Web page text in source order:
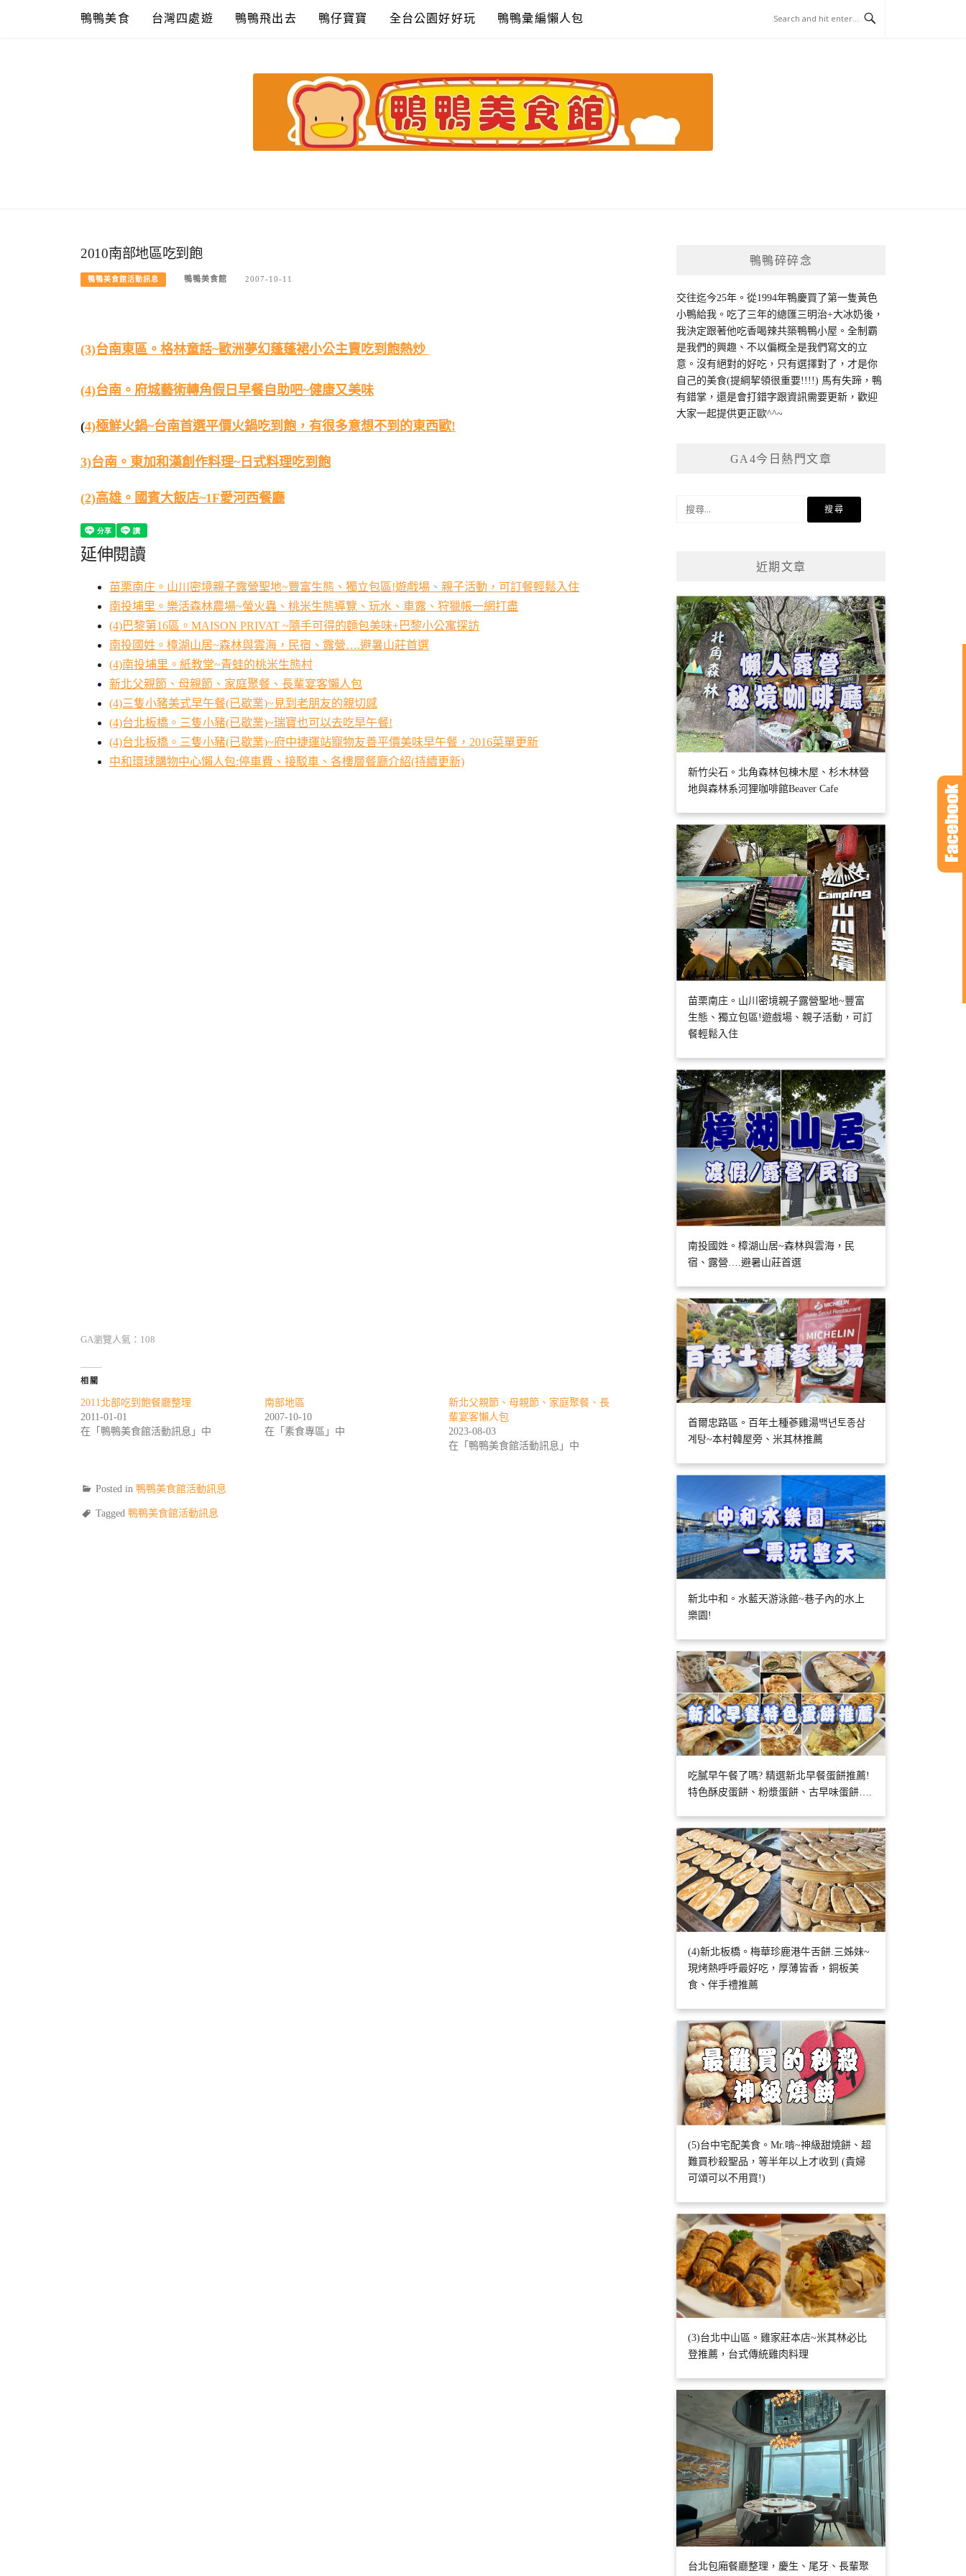
鴨鴨美食 台灣四處遊 鴨鴨飛出去 鴨仔寶寶 全台公園好好玩 鴨鴨彙編懶人包
2010南部地區吃到飽
鴨鴨美食館活動訊息 鴨鴨美食館 2007-10-11
(3)台南東區。格林童話~歐洲夢幻蓬蓬裙小公主賣吃到飽熱炒
(4)台南。府城藝術轉角假日早餐自助吧~健康又美味
(4)極鮮火鍋~台南首選平價火鍋吃到飽，有很多意想不到的東西歐!
3)台南。東加和漢創作料理~日式料理吃到飽
(2)高雄。國賓大飯店~1F愛河西餐廳
延伸閱讀
苗栗南庄。山川密境親子露營聖地~豐富生態、獨立包區!遊戲場、親子活動，可訂餐輕鬆入住
南投埔里。樂活森林農場~螢火蟲、桃米生態導覽、玩水、車露、狩獵帳一網打盡
(4)巴黎第16區。MAISON PRIVAT ~隨手可得的麵包美味+巴黎小公寓探訪
南投國姓。樟湖山居~森林與雲海，民宿、露營….避暑山莊首選
(4)南投埔里。紙教堂~青蛙的桃米生態村
新北父親節、母親節、家庭聚餐、長輩宴客懶人包
(4)三隻小豬美式早午餐(已歇業)~見到老朋友的親切感
(4)台北板橋。三隻小豬(已歇業)~瑞寶也可以去吃早午餐!
(4)台北板橋。三隻小豬(已歇業)~府中捷運站寵物友善平價美味早午餐，2016菜單更新
中和環球購物中心懶人包:停車費、接駁車、各樓層餐廳介紹(持續更新)
GA瀏覽人氣：108
相關
2011北部吃到飽餐廳整理
2011-01-01
在「鴨鴨美食館活動訊息」中
南部地區
2007-10-10
在「素食專區」中
新北父親節、母親節、家庭聚餐、長
輩宴客懶人包
2023-08-03
在「鴨鴨美食館活動訊息」中
Posted in 鴨鴨美食館活動訊息
Tagged 鴨鴨美食館活動訊息
鴨鴨碎碎念
交往迄今25年。從1994年鴨慶買了第一隻黃色
小鴨給我。吃了三年的總匯三明治+大冰奶後，
我決定跟著他吃香喝辣共築鴨鴨小屋。全制霸
是我們的興趣、不以偏概全是我們寫文的立
意。沒有絕對的好吃，只有選擇對了，才是你
自己的美食(提綱挈領很重要!!!!) 馬有失蹄，鴨
有錯掌，還是會打錯字跟資訊需要更新，歡迎
大家一起提供更正歐^^~
GA4今日熱門文章
近期文章
新竹尖石。北角森林包棟木屋、杉木林營
地與森林系河狸咖啡館Beaver Cafe
苗栗南庄。山川密境親子露營聖地~豐富
生態、獨立包區!遊戲場、親子活動，可訂
餐輕鬆入住
南投國姓。樟湖山居~森林與雲海，民
宿、露營….避暑山莊首選
首爾忠路區。百年土種蔘雞湯백년토종삼
계탕~本村韓屋旁、米其林推薦
新北中和。水藍天游泳館~巷子內的水上
樂園!
吃膩早午餐了嗎? 精選新北早餐蛋餅推薦!
特色酥皮蛋餅、粉漿蛋餅、古早味蛋餅….
(4)新北板橋。梅華珍鹿港牛舌餅.三姊妹~
現烤熱呼呼最好吃，厚薄皆香，銅板美
食、伴手禮推薦
(5)台中宅配美食。Mr.啃~神級甜燒餅、超
難買秒殺聖品，等半年以上才收到 (貴婦
可頌可以不用買!)
(3)台北中山區。雞家莊本店~米其林必比
登推薦，台式傳統雞肉料理
台北包廂餐廳整理，慶生、尾牙、長輩聚